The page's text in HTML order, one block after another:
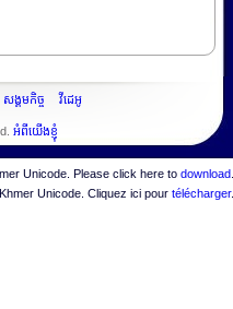
សង្គមកិច្ច វីដេអូ
អំពីយើងខ្ញុំ
Unicode. Please click here to download
Unicode. Cliquez ici pour télécharger.